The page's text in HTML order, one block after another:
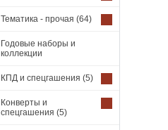
Тематика - прочая (64)
Годовые наборы и
коллекции
КПД и спецгашения (5)
Конверты и
спецгашения (5)